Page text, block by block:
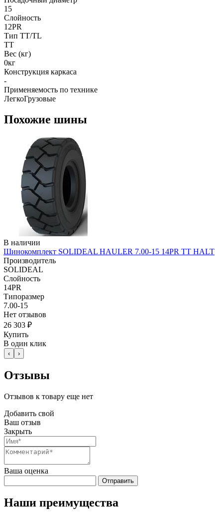
15
Слойность
12PR
Тип TT/TL
TT
Вес (кг)
0кг
Конструкция каркаса
-
Применяемость по технике
ЛегкоГрузовые
Похожие шины
В наличии
Шинокомплект SOLIDEAL HAULER 7.00-15 14PR TT HALT
Производитель
SOLIDEAL
Слойность
14PR
Типоразмер
7.00-15
Нет отзывов
26 303 ₽
Купить
В один клик
‹ ›
Отзывы
Отзывов к товару еще нет
Добавить свой
Ваш отзыв
Закрыть
Ваша оценка
Отправить
Наши преимущества